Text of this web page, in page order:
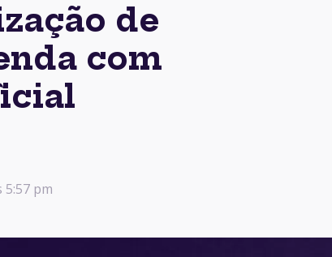
de
com
5:57 pm